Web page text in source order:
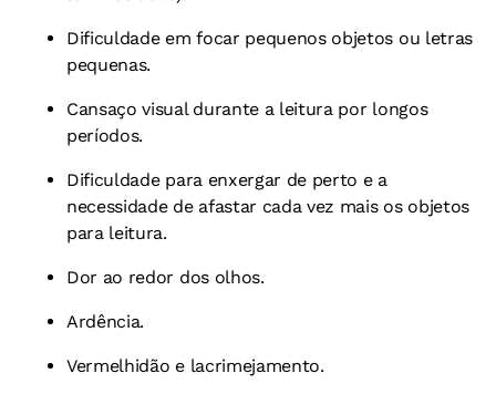
Dificuldade em focar pequenos objetos ou letras
pequenas.
Cansaço visual durante a leitura por longos
períodos.
Dificuldade para enxergar de perto e a
necessidade de afastar cada vez mais os objetos
para leitura.
Dor ao redor dos olhos.
Ardência.
Vermelhidão e lacrimejamento.